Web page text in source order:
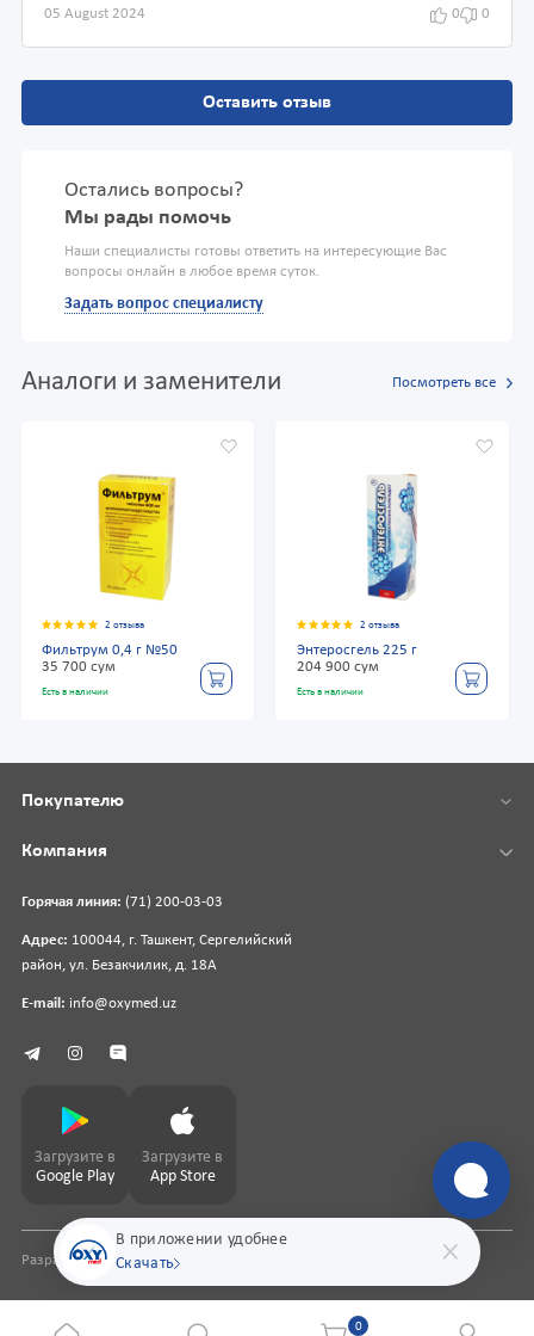
05 August 2024 0 0
Оставить отзыв
Остались вопросы?
Мы рады помочь
Наши специалисты готовы ответить на интересующие Вас
вопросы онлайн в любое время суток.
Задать вопрос специалисту
Аналоги и заменители Посмотреть все
2 отзыва
Фильтрум 0,4 г №50
35 700 сум
Есть в наличии
2 отзыва
Энтеросгель 225 г
204 900 сум
Есть в наличии
В приложении удобнее
Скачать
Горячая линия: (71) 200-03-03
Адрес: 100044, г. Ташкент, Сергелийский
район, ул. Безакчилик, д. 18А
E-mail: info@oxymed.uz
Покупателю
Компания
Загрузите в
Google Play
Загрузите в
App Store
Разработка сайтаpharmit.uz
0